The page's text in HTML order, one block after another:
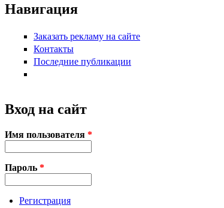
Навигация
Заказать рекламу на сайте
Контакты
Последние публикации
Вход на сайт
Имя пользователя *
Пароль *
Регистрация